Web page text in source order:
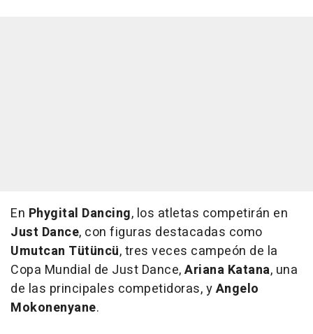
En Phygital Dancing, los atletas competirán en
Just Dance, con figuras destacadas como
Umutcan Tütüncü, tres veces campeón de la
Copa Mundial de Just Dance,Ariana Katana, una
de las principales competidoras, yAngelo
Mokonenyane.